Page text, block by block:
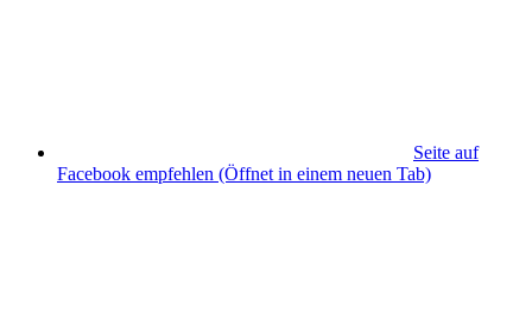
Seite auf
Facebook empfehlen (Öffnet in einem neuen Tab)